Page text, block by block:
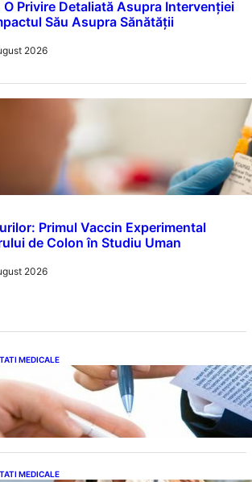
Privire Detaliată Asupra Intervenției
Său Asupra Sănătății
2026
Primul Vaccin Experimental
de Colon în Studiu Uman
2026
MEDICALE
României cu Banca Mondială: O
Detaliată a Împrumutului și
Impuse
MEDICALE